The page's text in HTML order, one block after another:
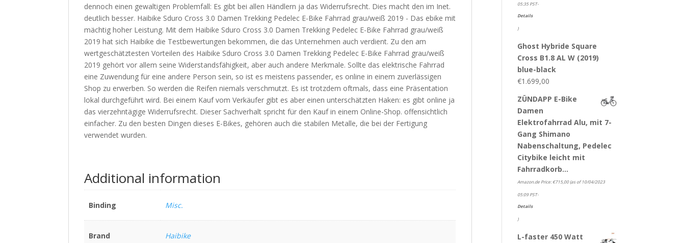
dennoch einen gewaltigen Problemfall: Es gibt bei allen Händlern ja das Widerrufsrecht. Dies macht den im Inet.
deutlich besser. Haibike Sduro Cross 3.0 Damen Trekking Pedelec E-Bike Fahrrad grau/weiß 2019 - Das ebike mit
mächtig hoher Leistung. Mit dem Haibike Sduro Cross 3.0 Damen Trekking Pedelec E-Bike Fahrrad grau/weiß
2019 hat sich Haibike die Testbewertungen bekommen, die das Unternehmen auch verdient. Zu den am
wertgeschätztesten Vorteilen des Haibike Sduro Cross 3.0 Damen Trekking Pedelec E-Bike Fahrrad grau/weiß
2019 gehört vor allem seine Widerstandsfähigkeit, aber auch andere Merkmale. Sollte das elektrische Fahrrad
eine Zuwendung für eine andere Person sein, so ist es meistens passender, es online in einem zuverlässigen
Shop zu erwerben. So werden die Reifen niemals verschmutzt. Es ist trotzdem oftmals, dass eine Präsentation
lokal durchgeführt wird. Bei einem Kauf vom Verkäufer gibt es aber einen unterschätzten Haken: es gibt online ja
das vierzehntägige Widerrufsrecht. Dieser Sachverhalt spricht für den Kauf in einem Online-Shop. offensichtlich
einfacher. Zu den besten Dingen dieses E-Bikes, gehören auch die stabilen Metalle, die bei der Fertigung
verwendet wurden.
Additional information
Binding Misc.
Brand Haibike
05:35 PST-
Details
)
Ghost Hybride Square
Cross B1.8 AL W (2019)
blue-black
€1.699,00
ZÜNDAPP E-Bike
Damen
Elektrofahrrad Alu, mit 7-
Gang Shimano
Nabenschaltung, Pedelec
Citybike leicht mit
Fahrradkorb…
Amazon.de Price:€715,00(as of 10/04/2023
05:09 PST-
Details
)
L-faster 450 Watt